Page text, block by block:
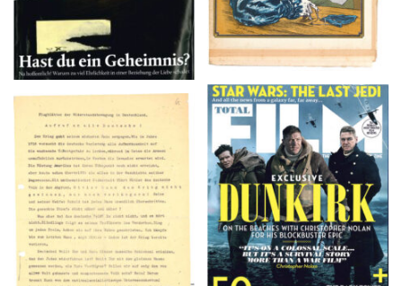
TOTAL FILM #260 –
SUMMER 2017
Flugblätter der Weissen
Rose – V, Januar 1943